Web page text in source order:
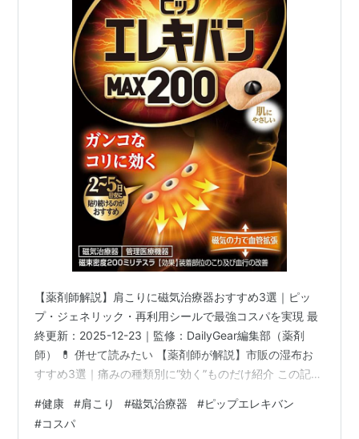
【薬剤師解説】肩こりに磁気治療器おすすめ3選｜ピッ
プ・ジェネリック・再利用シールで最強コスパを実現 最
終更新：2025-12-23｜監修：DailyGear編集部（薬剤
師） 💊 併せて読みたい 【薬剤師が解説】市販の湿布お
すすめ3選｜痛みの種類別に“効く”ものだけ紹介 この記事
ぶれる…そんな方に試してほしいのが「磁気治療器」で
す。薬効成分がないため副作用が少なく、血行を改善し
#健康 #肩こり #磁気治療器 #ピップエレキバン
#コスパ